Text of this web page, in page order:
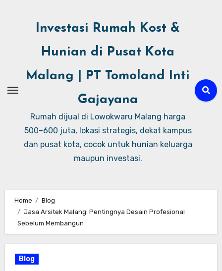
Investasi Rumah Kost &
Hunian di Pusat Kota
Malang | PT Tomoland Inti
Gajayana
Rumah dijual di Lowokwaru Malang harga
500–600 juta, lokasi strategis, dekat kampus
dan pusat kota, cocok untuk hunian keluarga
maupun investasi.
Home
Blog
Jasa Arsitek Malang: Pentingnya Desain Profesional
Sebelum Membangun
Blog